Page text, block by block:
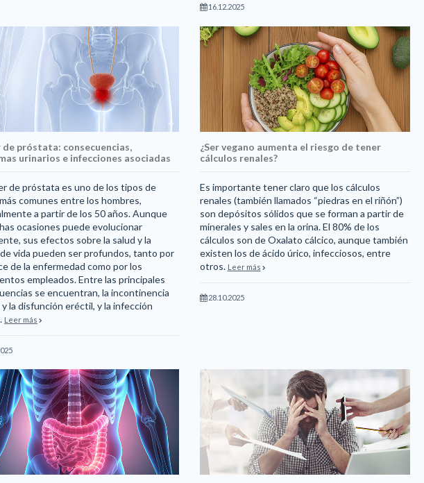
16.12.2025
de próstata: consecuencias,
urinarios e infecciones asociadas
de próstata es uno de los tipos de
comunes entre los hombres,
a partir de los 50 años. Aunque
ocasiones puede evolucionar
sus efectos sobre la salud y la
vida pueden ser profundos, tanto por
de la enfermedad como por los
empleados. Entre las principales
se encuentran, la incontinencia
y la disfunción eréctil, y la infección
Leer más
¿Ser vegano aumenta el riesgo de tener
cálculos renales?
Es importante tener claro que los cálculos
renales (también llamados “piedras en el riñón”)
son depósitos sólidos que se forman a partir de
minerales y sales en la orina. El 80% de los
cálculos son de Oxalato cálcico, aunque también
existen los de ácido úrico, infecciosos, entre
otros. Leer más
28.10.2025